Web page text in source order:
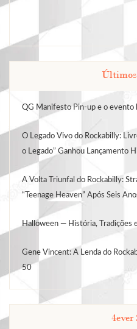
QG Manifesto Pin-up e o evento
O Legado Vivo do Rockabilly:
o Legado” Ganhou Lançamento
A Volta Triunfal do Rockabilly:
“Teenage Heaven” Após Seis
Halloween — História, Tradições
Gene Vincent: A Lenda do
50
4ever